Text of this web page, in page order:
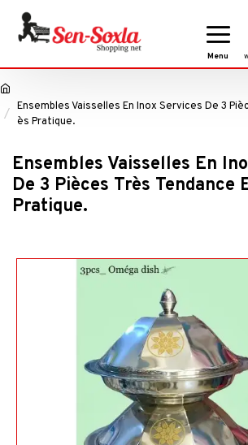
Ensembles Vaisselles En Inox Services De 3
ès Pratique.
Ensembles Vaisselles En
De 3 Pièces Très Tendance
Pratique.